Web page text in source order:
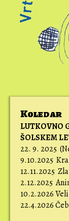
Koledar
LUTKOVNO
ŠOLSKEM
22. 9. 2025
9.10.2025
12.11.2025
2.12.2025
10.2.2026
22.4.2026